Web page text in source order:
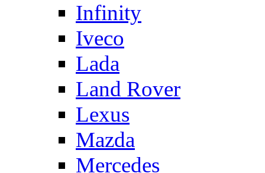
Infinity
Iveco
Lada
Land Rover
Lexus
Mazda
Mercedes